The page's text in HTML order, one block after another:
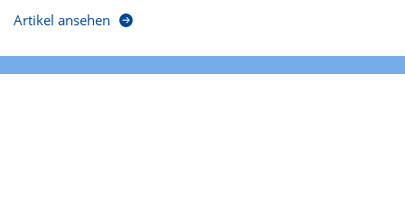
Artikel ansehen